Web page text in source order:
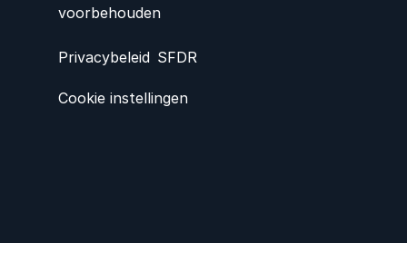
voorbehouden
Privacybeleid SFDR
Cookie instellingen